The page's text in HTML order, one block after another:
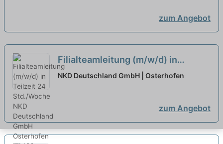
zum Angebot
Filialteamleitung (m/w/d) in
Teilzeit 24 Std./Woche neu
NKD Deutschland GmbH | Osterhofen
zum Angebot